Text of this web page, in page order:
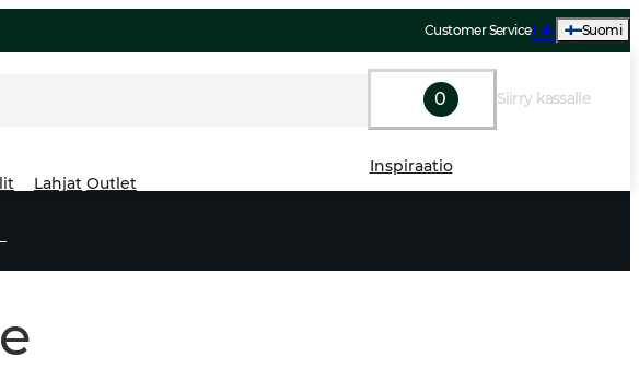
Customer ServiceTuki Suomi
0 Siirry kassalle
Lahjat Outlet
Inspiraatio